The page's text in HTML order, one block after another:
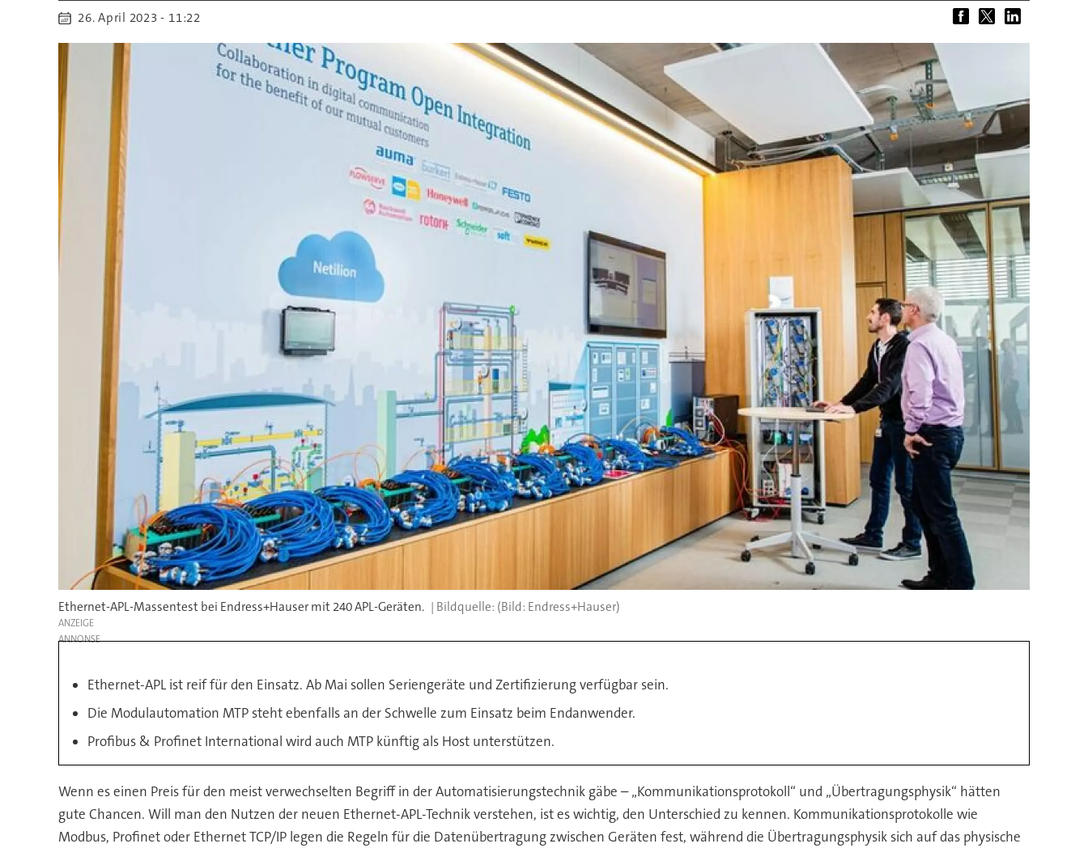
26. April 2023 - 11:22
Ethernet-APL-Massentest bei Endress+Hauser mit 240 APL-Geräten. (Bild: Endress+Hauser)
ANZEIGE
Ethernet-APL ist reif für den Einsatz. Ab Mai sollen Seriengeräte und Zertifizierung verfügbar sein.
Die Modulautomation MTP steht ebenfalls an der Schwelle zum Einsatz beim Endanwender.
Profibus & Profinet International wird auch MTP künftig als Host unterstützen.
Wenn es einen Preis für den meist verwechselten Begriff in der Automatisierungstechnik gäbe – „Kommunikationsprotokoll“ und „Übertragungsphysik“ hätten
gute Chancen. Will man den Nutzen der neuen Ethernet-APL-Technik verstehen, ist es wichtig, den Unterschied zu kennen. Kommunikationsprotokolle wie
Modbus, Profinet oder Ethernet TCP/IP legen die Regeln für die Datenübertragung zwischen Geräten fest, während die Übertragungsphysik sich auf das physische